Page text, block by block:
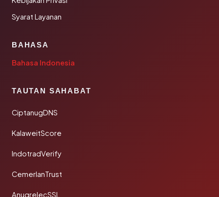
Syarat Layanan
BAHASA
Bahasa Indonesia
TAUTAN SAHABAT
CiptanugDNS
KalaweitScore
IndotradVerify
CemerlanTrust
AnugrelecSSL